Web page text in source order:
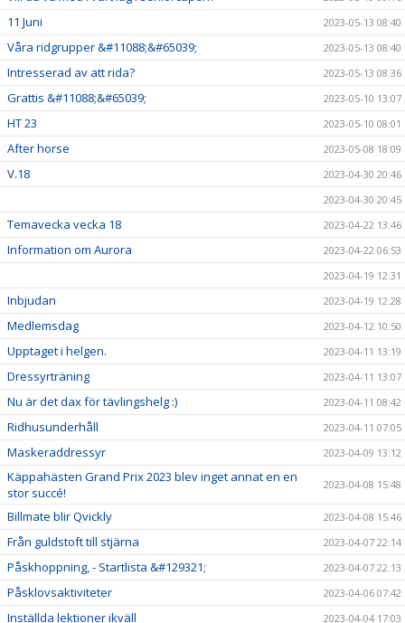
11 Juni 2023-05-13 08:40
Våra ridgrupper &#11088;&#65039; 2023-05-13 08:40
Intresserad av att rida? 2023-05-13 08:36
Grattis &#11088;&#65039; 2023-05-10 13:07
HT 23 2023-05-10 08:01
After horse 2023-05-08 18:09
V.18
2023-04-30 20:46
2023-04-30 20:45
Temavecka vecka 18 2023-04-22 13:46
Information om Aurora
2023-04-22 06:53
2023-04-19 12:31
Inbjudan 2023-04-19 12:28
Medlemsdag 2023-04-12 10:50
Upptaget i helgen. 2023-04-11 13:19
Dressyrträning 2023-04-11 13:07
Nu är det dax för tävlingshelg :) 2023-04-11 08:42
Ridhusunderhåll 2023-04-11 07:05
Maskeraddressyr 2023-04-09 13:12
Käppahästen Grand Prix 2023 blev inget annat en en
stor succé!
2023-04-08 15:48
Billmate blir Qvickly 2023-04-08 15:46
Från guldstoft till stjärna 2023-04-07 22:14
Påskhoppning, - Startlista &#129321; 2023-04-07 22:13
Påsklovsaktiviteter 2023-04-06 07:42
Inställda lektioner ikväll 2023-04-04 17:03